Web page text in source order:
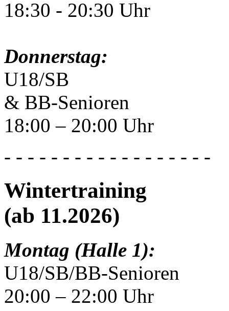
18:30 - 20:30 Uhr
Donnerstag:
U18/SB
& BB-Senioren
18:00 – 20:00 Uhr
- - - - - - - - - - - - - - - - - -
Wintertraining
(ab 11.2026)
Montag (Halle 1):
U18/SB/BB-Senioren
20:00 – 22:00 Uhr